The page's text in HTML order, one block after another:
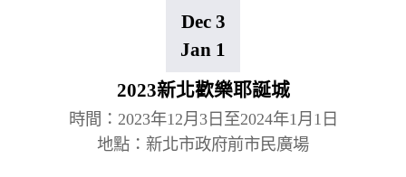
Dec 3
Jan 1
2023新北歡樂耶誕城
時間：2023年12月3日至2024年1月1日
地點：新北市政府前市民廣場